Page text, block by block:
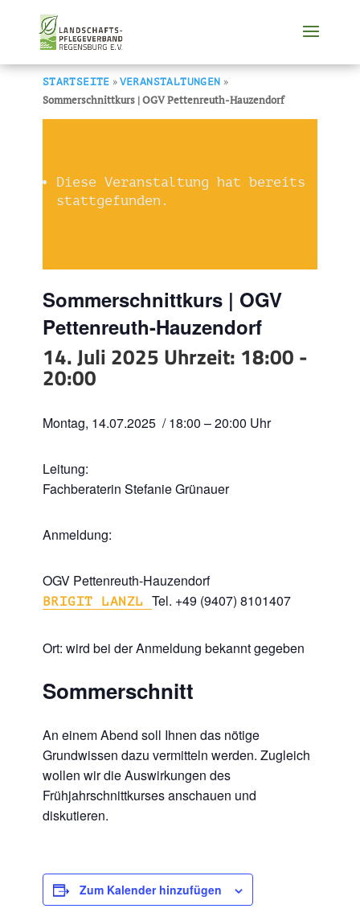
STARTSEITE » VERANSTALTUNGEN »
Sommerschnittkurs | OGV Pettenreuth-Hauzendorf
Diese Veranstaltung hat bereits
stattgefunden.
Sommerschnittkurs | OGV
Pettenreuth-Hauzendorf
14. Juli 2025 Uhrzeit: 18:00 -
20:00
Montag, 14.07.2025 / 18:00 – 20:00 Uhr
Leitung:
Fachberaterin Stefanie Grünauer
Anmeldung:
OGV Pettenreuth-Hauzendorf
BRIGIT LANZLTel. +49 (9407) 8101407
Ort: wird bei der Anmeldung bekannt gegeben
Sommerschnitt
An einem Abend soll Ihnen das nötige
Grundwissen dazu vermitteln werden. Zugleich
wollen wir die Auswirkungen des
Frühjahrschnittkurses anschauen und
diskutieren.
Zum Kalender hinzufügen